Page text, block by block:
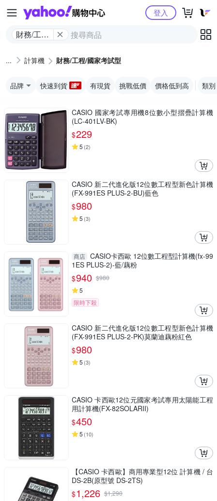
Yahoo購物中心
財務/工程/
型
登入
計算機 財務/工程/國家考試型
品牌 快速到貨 有現貨 挑戰低價 價格低到高 類別
CASIO 國家考試專用機8位數小型摺疊計算機
(LC-401LV-BK)
$229
5 (2)
CASIO 新二代進化版12位數工程型新色計算機
(FX-991ES PLUS-2-BU)藍色
$980
5 (3)
商店 CASIO卡西歐 12位數工程型計算機(fx-99
1ES PLUS-2)-藍/藕粉
$940 $980
5
限時下殺
CASIO 新二代進化版12位數工程型新色計算機
(FX-991ES PLUS-2-PK)莫蘭迪藕粉紅色
$980
5 (3)
CASIO 卡西歐12位元國家考試專用太陽能工程
用計算機(FX-82SOLARII)
$450
5 (10)
【CASIO 卡西歐】商用專業型12位 計算機 / 台
DS-2B(原型號 DS-2TS)
$1,226 $1,290